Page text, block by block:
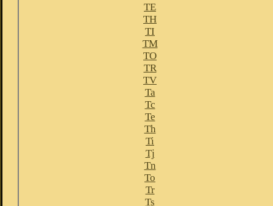
TE
TH
TI
TM
TO
TR
TV
Ta
Tc
Te
Th
Ti
Tj
Tn
To
Tr
Ts